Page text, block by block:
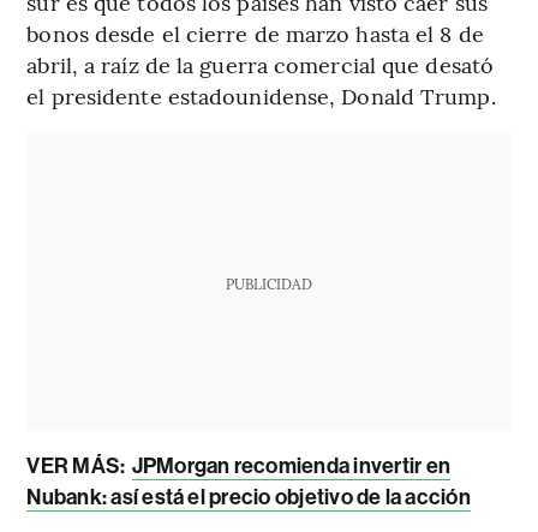
bonos desde el cierre de marzo hasta el 8 de
abril, a raíz de la guerra comercial que desató
el presidente estadounidense, Donald Trump.
PUBLICIDAD
VER MÁS: JPMorgan recomienda invertir en
Nubank: así está el precio objetivo de la acción